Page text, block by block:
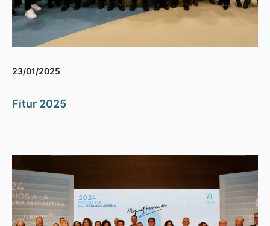
23/01/2025
Fitur 2025